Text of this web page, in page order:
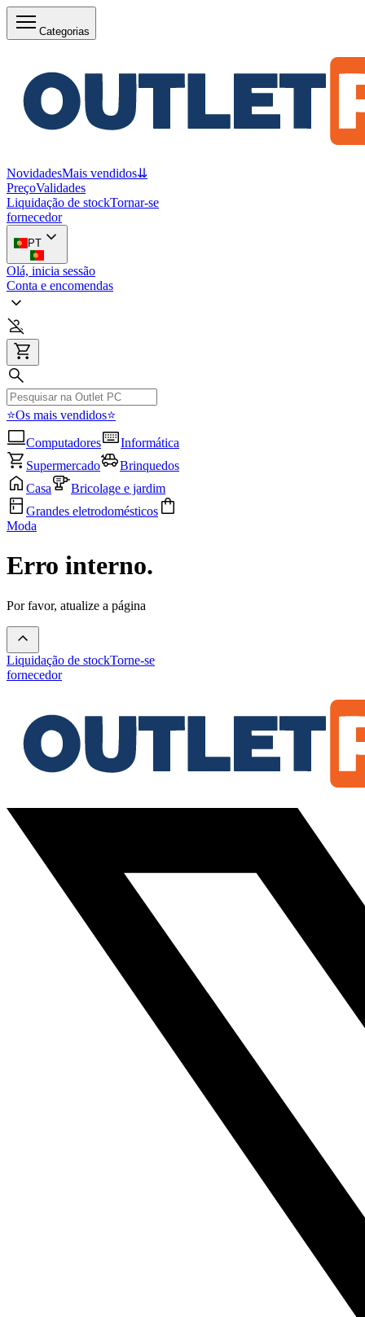
Categorias
NovidadesMais vendidos⇊
PreçoValidades
Liquidação de stockTornar-se
fornecedor
PT
Olá, inicia sessão
Conta e encomendas
⭐Os mais vendidos⭐
Computadores
Informática
Supermercado
Brinquedos
Casa
Bricolage e jardim
Grandes eletrodomésticos
Moda
Erro interno.
Por favor, atualize a página
Liquidação de stockTorne-se
fornecedor